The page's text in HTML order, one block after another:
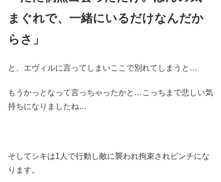
まぐれで、一緒にいるだけなんだか
らさ」
と、エヴィルに言ってしまいここで別れてしまうと…
もうかっとなって言っちゃったかと…こっちまで悲しい気
持ちになりましたね…
そしてシキは1人で行動し敵に襲われ拘束されピンチにな
ります。